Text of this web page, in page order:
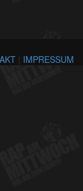
IMPRESSUM